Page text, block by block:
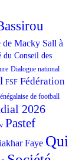
de Macky Sall à
du Conseil des
Dialogue national
FSF Fédération
de football
2026
Pastef
Faye Qui